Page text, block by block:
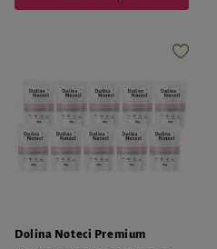
Dolina Noteci Premium